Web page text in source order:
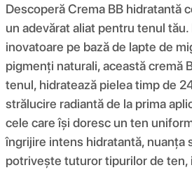
Descoperă Crema BB hidratantă
un adevărat aliat pentru tenul
inovatoare pe bază de lapte de
pigmenți naturali, această cremă
tenul, hidratează pielea timp de
strălucire radiantă de la prima
cele care își doresc un ten
îngrijire intens hidratantă, nuanța
potrivește tuturor tipurilor de ten,